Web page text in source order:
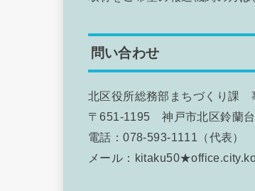
問い合わせ
北区役所総務部まちづくり課
〒651-1195 神戸市北区鈴蘭
電話：078-593-1111（代表）
メール：